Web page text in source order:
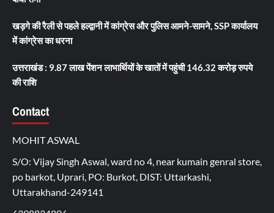
खड़गे की रैली से पहले हल्द्वानी में कांग्रेस और पुलिस आमने-सामने, SSP कार्यालय
में कांग्रेस का धरना
उत्तराखंड : 9.87 लाख पेंशन लाभार्थियों के खातों में पहुंची 146.32 करोड़ रुपये
की राशि
Contact
MOHIT ASWAL
S/O: Vijay Singh Aswal, ward no 4, near kumain genral store,
po barkot, Uprari, PO: Burkot, DIST: Uttarkashi,
Uttarakhand-249141